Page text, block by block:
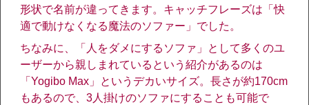
形状で名前が違ってきます。キャッチフレーズは「快
適で動けなくなる魔法のソファー」でした。
ちなみに、「人をダメにするソファ」として多くのユ
ーザーから親しまれているという紹介があるのは
「Yogibo Max」というデカいサイズ。長さが約170cm
もあるので、3人掛けのソファにすることも可能で